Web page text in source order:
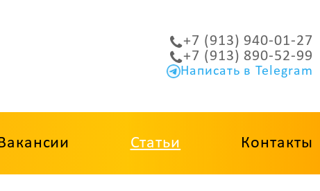
+7 (913) 940-01-27
+7 (913) 890-52-99
Написать в Telegram
Статьи Контакты